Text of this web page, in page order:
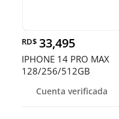
RD$ 33,495
IPHONE 14 PRO MAX
128/256/512GB
Cuenta verificada